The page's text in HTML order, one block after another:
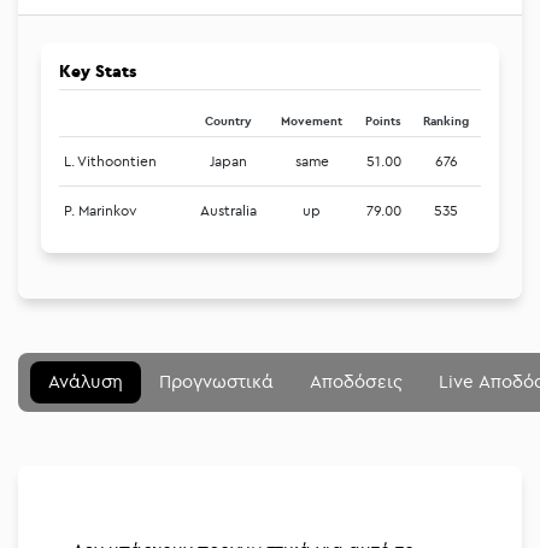
Key Stats
Country Movement Points Ranking
L. Vithoontien Japan same 51.00 676
P. Marinkov Australia up 79.00 535
Ανάλυση Προγνωστικά Αποδόσεις Live
Μενού Κλείσιμο
Αναλύσεις